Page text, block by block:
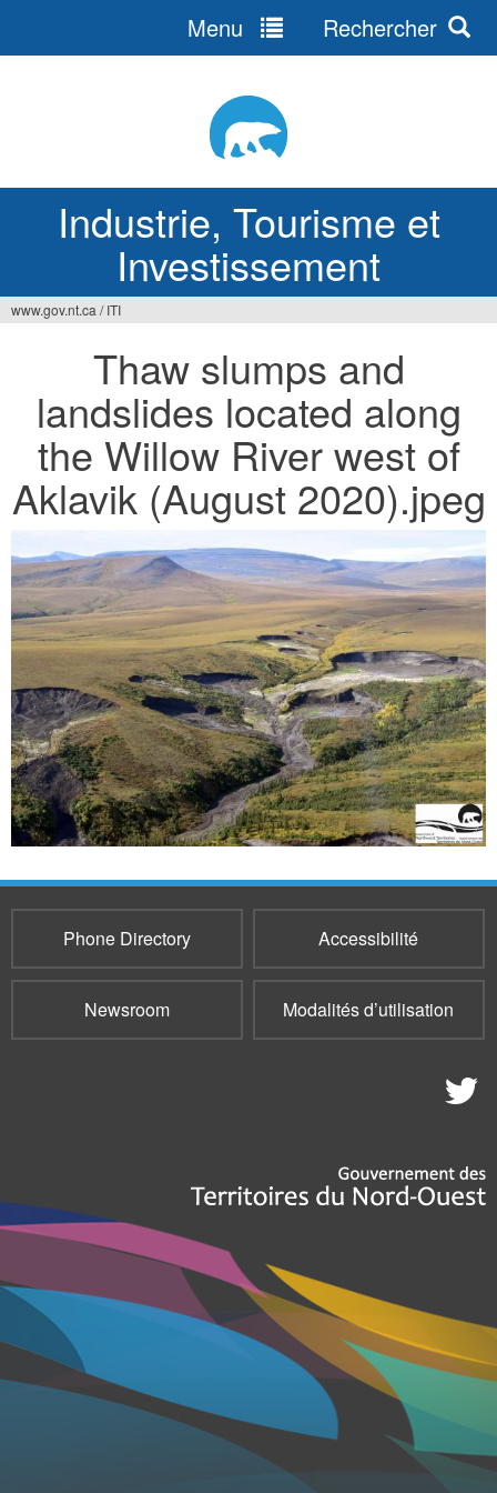
Industrie, Tourisme et
Investissement
Menu Rechercher
www.gov.nt.ca / ITI
Thaw slumps and
landslides located along
the Willow River west of
Aklavik (August 2020).jpeg
Phone Directory Accessibilité
Newsroom Modalités d’utilisation